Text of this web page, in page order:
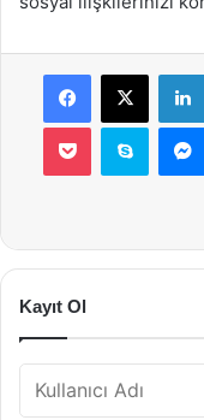
Facebook
X
Pocket Skype
Kayıt Ol